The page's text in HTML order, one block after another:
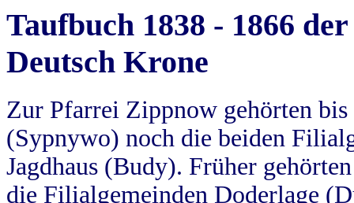
Taufbuch 1838 - 1866
Deutsch Krone
Zur Pfarrei Zippnow gehörten
(Sypnywo) noch die beiden
Jagdhaus (Budy). Früher
die Filialgemeinden Doderlage